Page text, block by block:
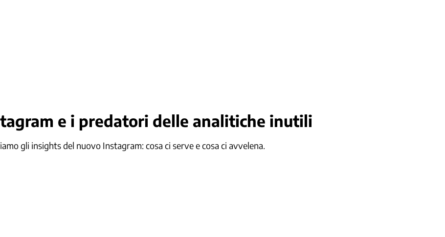
e i predatori delle analitiche inutili
gli insights del nuovo Instagram: cosa ci serve e cosa ci avvelena.